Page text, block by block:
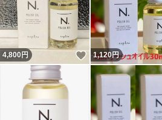
4,800円 いいね！
1,120円